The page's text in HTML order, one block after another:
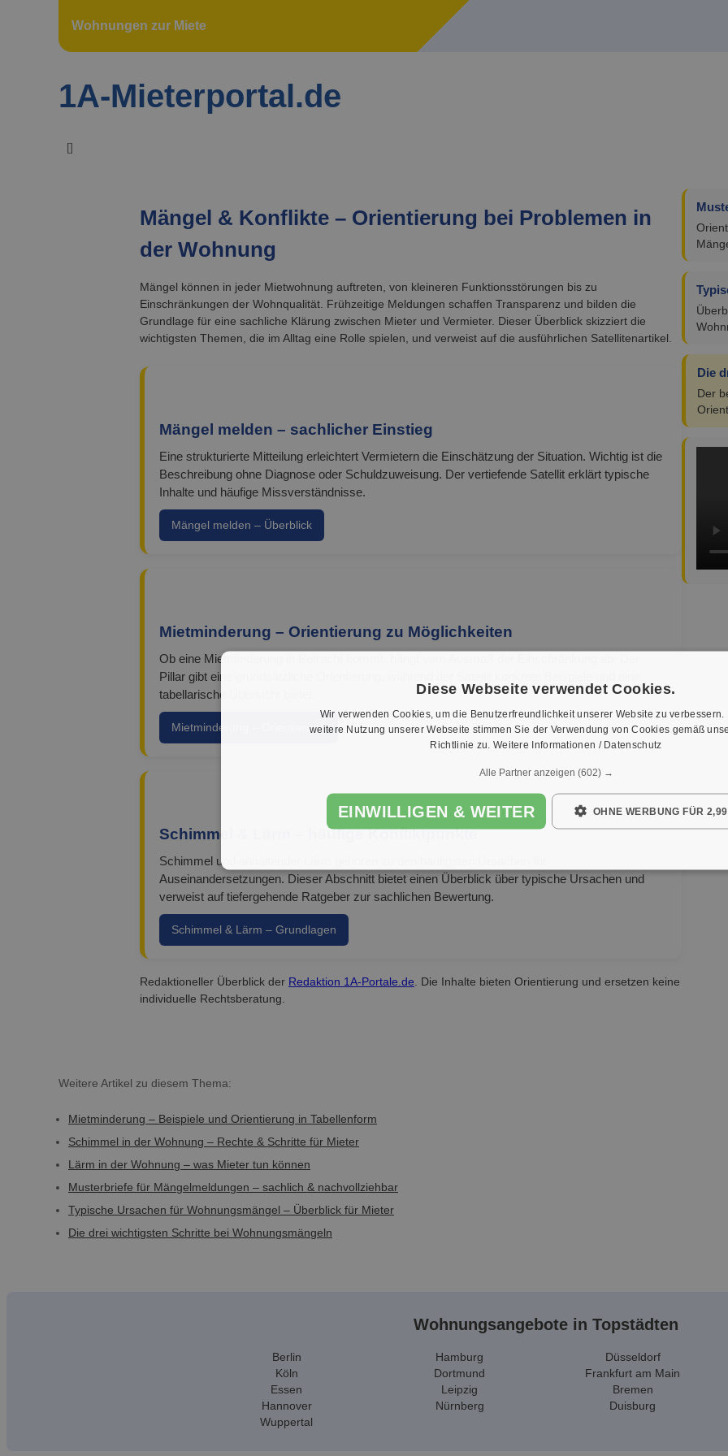
Wohnungen zur Miete
1A-Mieterportal.de
[]
Mängel & Konflikte – Orientierung bei Problemen in
der Wohnung
Mängel können in jeder Mietwohnung auftreten, von kleineren Funktionsstörungen bis zu
Einschränkungen der Wohnqualität. Frühzeitige Meldungen schaffen Transparenz und bilden die
Grundlage für eine sachliche Klärung zwischen Mieter und Vermieter. Dieser Überblick skizziert die
wichtigsten Themen, die im Alltag eine Rolle spielen, und verweist auf die ausführlichen Satellitenartikel.
Mängel melden – sachlicher Einstieg
Eine strukturierte Mitteilung erleichtert Vermietern die Einschätzung der Situation. Wichtig ist die
Beschreibung ohne Diagnose oder Schuldzuweisung. Der vertiefende Satellit erklärt typische
Inhalte und häufige Missverständnisse.
Mängel melden – Überblick
Mietminderung – Orientierung zu Möglichkeiten
Ob eine Mietminderung in Betracht kommt, hängt vom Ausmaß der Einschränkung ab. Der
Pillar gibt eine grundsätzliche Orientierung, während der Satellit konkrete Beispiele und eine
tabellarische Übersicht bietet.
Mietminderung – Orientierung
Schimmel & Lärm – häufige Konfliktpunkte
Schimmel und anhaltender Lärm gehören zu den häufigsten Ursachen für
Auseinandersetzungen. Dieser Abschnitt bietet einen Überblick über typische Ursachen und
verweist auf tiefergehende Ratgeber zur sachlichen Bewertung.
Schimmel & Lärm – Grundlagen
Redaktioneller Überblick der Redaktion 1A-Portale.de. Die Inhalte bieten Orientierung und ersetzen keine
individuelle Rechtsberatung.
Die
Der
Weitere Artikel zu diesem Thema:
Mietminderung – Beispiele und Orientierung in Tabellenform
Schimmel in der Wohnung – Rechte & Schritte für Mieter
Lärm in der Wohnung – was Mieter tun können
Musterbriefe für Mängelmeldungen – sachlich & nachvollziehbar
Typische Ursachen für Wohnungsmängel – Überblick für Mieter
Die drei wichtigsten Schritte bei Wohnungsmängeln
Wohnungsangebote in Topstädten
Berlin Hamburg Düsseldorf
Köln
Dortmund Frankfurt am Main
Essen
Leipzig Bremen
Hannover
Nürnberg Duisburg
Wuppertal
Diese Webseite verwendet Cookies.
Wir verwenden Cookies, um die Benutzerfreundlichkeit unserer Website zu verbessern.
weitere Nutzung unserer Webseite stimmen Sie der Verwendung von Cookies gemäß
Richtlinie zu. Weitere Informationen / Datenschutz
Alle Partner anzeigen (602) →
EINWILLIGEN & WEITER OHNE WERBUNG FÜR